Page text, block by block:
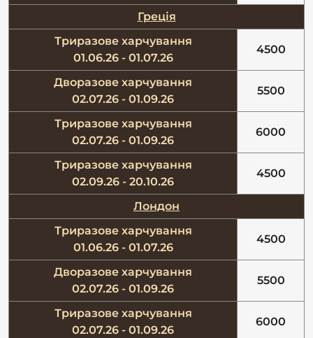
Греція
Триразове харчування
01.06.26 - 01.07.26
4500
Дворазове харчування
02.07.26 - 01.09.26
5500
Триразове харчування
02.07.26 - 01.09.26
6000
Триразове харчування
02.09.26 - 20.10.26
4500
Лондон
Триразове харчування
01.06.26 - 01.07.26
4500
Дворазове харчування
02.07.26 - 01.09.26
5500
Триразове харчування
02.07.26 - 01.09.26
6000